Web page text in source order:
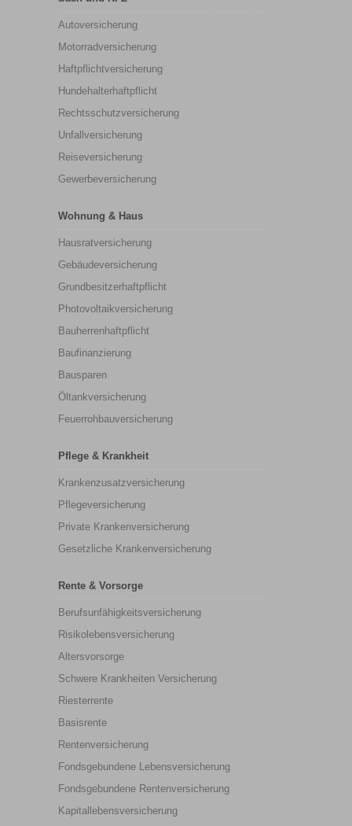
Autoversicherung
Motorradversicherung
Haftpflichtversicherung
Hundehalterhaftpflicht
Rechtsschutzversicherung
Unfallversicherung
Reiseversicherung
Gewerbeversicherung
Wohnung & Haus
Hausratversicherung
Gebäudeversicherung
Grundbesitzerhaftpflicht
Photovoltaikversicherung
Bauherrenhaftpflicht
Baufinanzierung
Bausparen
Öltankversicherung
Feuerrohbauversicherung
Pflege & Krankheit
Krankenzusatzversicherung
Pflegeversicherung
Private Krankenversicherung
Gesetzliche Krankenversicherung
Rente & Vorsorge
Berufs­unfähigkeitsversicherung
Risikolebensversicherung
Altersvorsorge
Schwere Krankheiten Versicherung
Riesterrente
Basisrente
Rentenversicherung
Fondsgebundene Lebensversicherung
Fondsgebundene Rentenversicherung
Kapitallebensversicherung